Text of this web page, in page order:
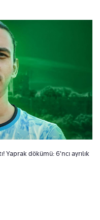
Yaprak dökümü: 6'ncı ayrılık